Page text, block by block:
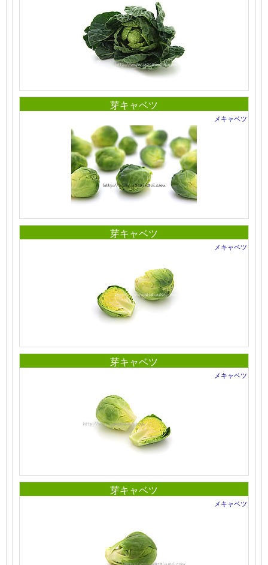
芽キャベツ
メキャベツ
芽キャベツ
メキャベツ
芽キャベツ
メキャベツ
芽キャベツ
メキャベツ